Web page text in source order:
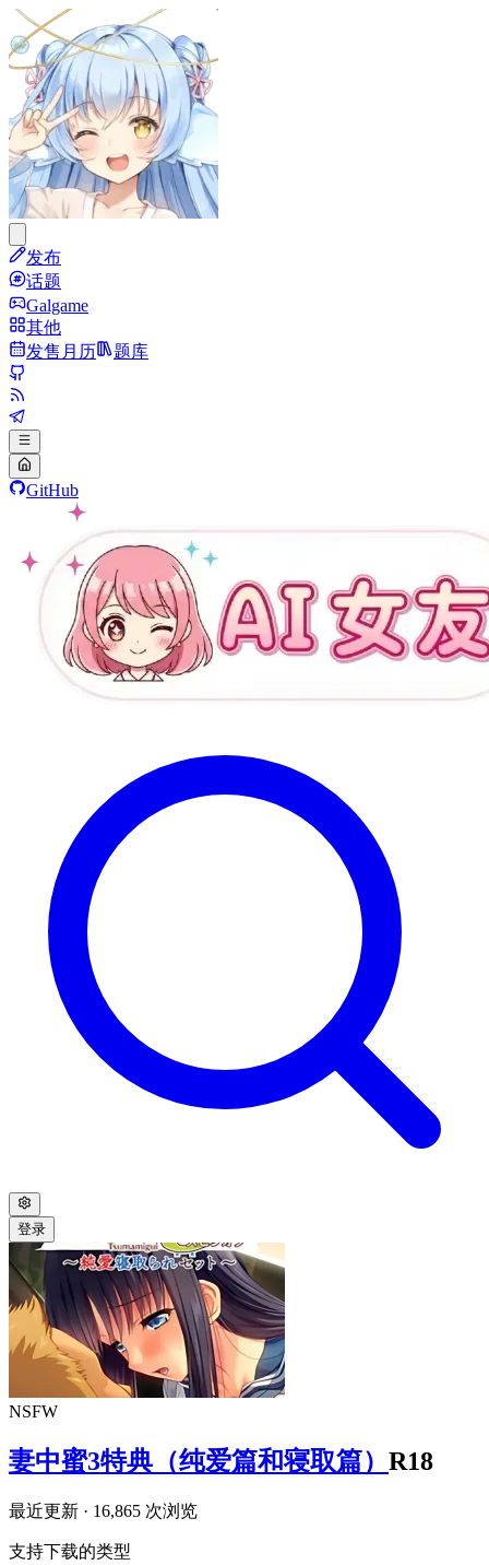
发布
话题
Galgame
其他
发售月历
题库
GitHub
登录
NSFW
妻中蜜3特典（纯爱篇和寝取篇） R18
最近更新 · 16,865 次浏览
支持下载的类型